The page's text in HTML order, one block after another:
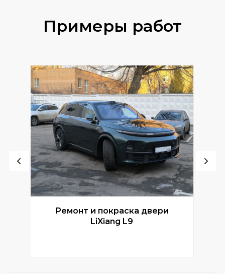
Примеры работ
Ремонт и покраска двери
LiXiang L9